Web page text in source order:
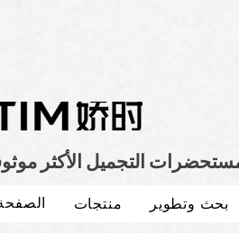
التجميل الأكثر
منتجات بحث وتطوير